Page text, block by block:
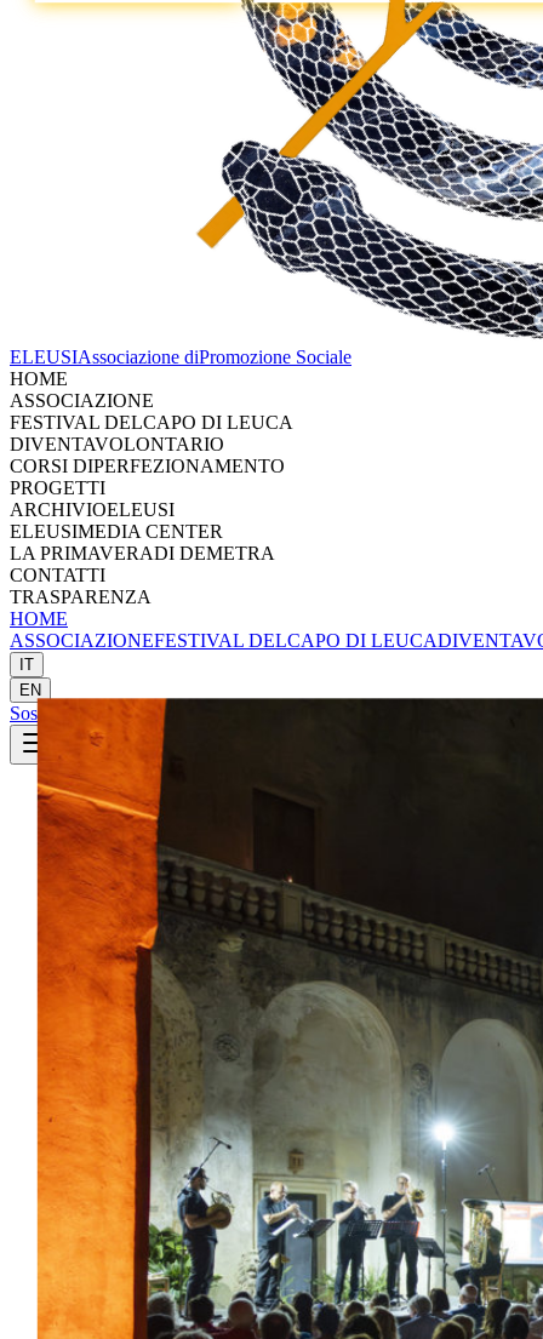
ELEUSIAssociazione diPromozione Sociale
HOME
ASSOCIAZIONE
FESTIVAL DELCAPO DI LEUCA
DIVENTAVOLONTARIO
CORSI DIPERFEZIONAMENTO
PROGETTI
ARCHIVIOELEUSI
ELEUSIMEDIA CENTER
LA PRIMAVERADI DEMETRA
CONTATTI
TRASPARENZA
HOME
ASSOCIAZIONEFESTIVAL DELCAPO DI LEUCADIVENTA
IT
EN
Sostieni Sostieni Eleusi